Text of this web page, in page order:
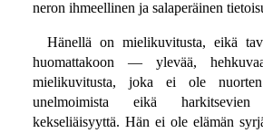
neron ihmeellinen ja salaperäinen
Hänellä on mielikuvitusta, eikä
huomattakoon — ylevää,
mielikuvitusta, joka ei ole
unelmoimista eikä harkitsevien
kekseliäisyyttä. Hän ei ole elämän